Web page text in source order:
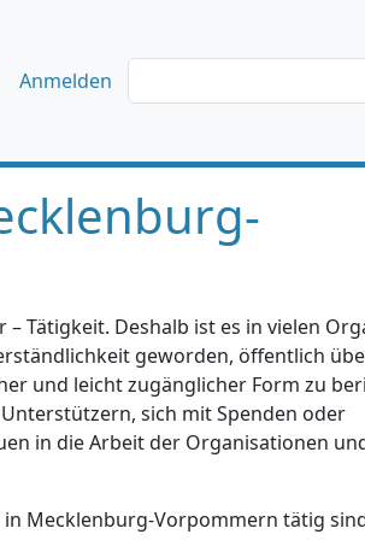
Anmelden
Tätigkeit. Deshalb ist es in vielen
geworden, öffentlich
und leicht zugänglicher Form zu
sich mit Spenden oder
in die Arbeit der Organisationen
Mecklenburg-Vorpommern tätig